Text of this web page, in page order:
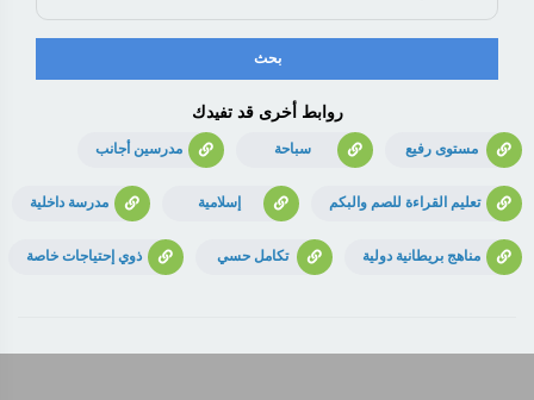
روابط أخرى قد تفيدك
مستوى رفيع سباحة مدرسين أجانب
تعليم القراءة للصم والبكم إسلامية مدرسة داخلية
مناهج بريطانية دولية تكامل حسي ذوي إحتياجات خاصة